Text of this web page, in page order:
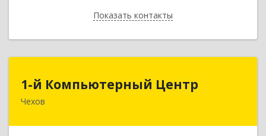
Показать контакты
Назад
1-й Компьютерный Центр
Чехов
1-й Компьютерный Центр
142306, Московская обл, Чеховский р-н, Чехов